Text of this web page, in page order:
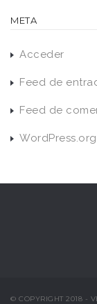
META
Acceder
Feed de
Feed de
WordPress.org
© COPYRIGHT 2018 -